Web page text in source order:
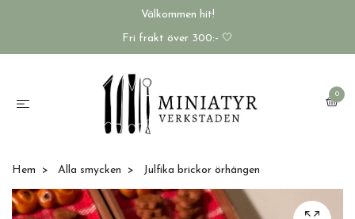
Välkommen hit!
Fri frakt över 300:- 🤍
0
Hem Alla smycken Julfika brickor örhängen